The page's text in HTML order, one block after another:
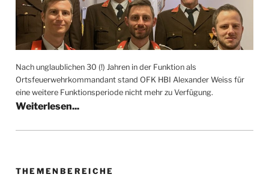
Nach unglaublichen 30 (!) Jahren in der Funktion als
Ortsfeuerwehrkommandant stand OFK HBI Alexander Weiss für
eine weitere Funktionsperiode nicht mehr zu Verfügung.
THEMENBEREICHE